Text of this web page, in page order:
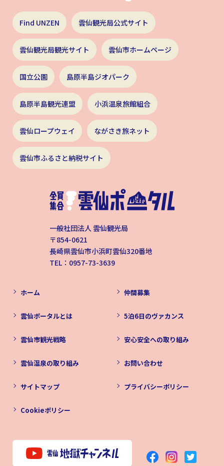
Find UNZEN 雲仙観光局公式サイト
雲仙観光局観光サイト 雲仙市ホームページ
国立公園 島原半島ジオパーク
島原半島観光連盟 小浜温泉旅館組合
雲仙ロープウェイ ながさき旅ネット
雲仙市ふるさと納税サイト
一般社団法人 雲仙観光局
〒854-0621
長崎県雲仙市小浜町雲仙320番地
TEL：0957-73-3639
ホーム
雲仙ポータルとは
雲仙市観光戦略
雲仙温泉の取り組み
仲間募集
5泊6日のヴァカンス
安心安全への取り組み
お問い合わせ
サイトマップ プライバシーポリシー
Cookieポリシー